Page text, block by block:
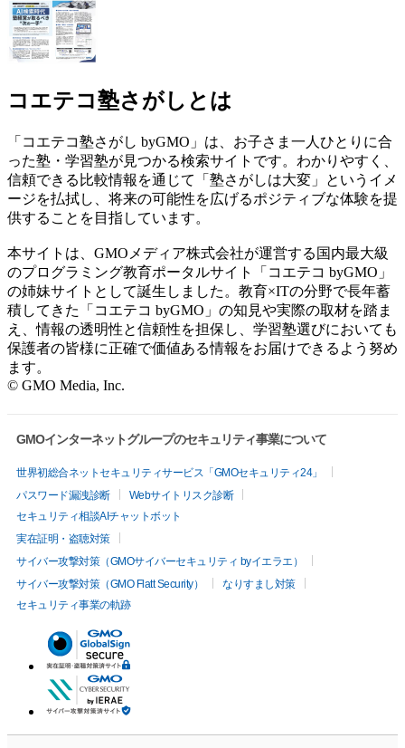
コエテコ塾さがしとは
「コエテコ塾さがし byGMO」は、お子さま一人ひとりに合
った塾・学習塾が見つかる検索サイトです。わかりやすく、
信頼できる比較情報を通じて「塾さがしは大変」というイメ
ージを払拭し、将来の可能性を広げるポジティブな体験を提
供することを目指しています。
本サイトは、GMOメディア株式会社が運営する国内最大級
のプログラミング教育ポータルサイト「コエテコ byGMO」
の姉妹サイトとして誕生しました。教育×ITの分野で長年蓄
積してきた「コエテコ byGMO」の知見や実際の取材を踏ま
え、情報の透明性と信頼性を担保し、学習塾選びにおいても
保護者の皆様に正確で価値ある情報をお届けできるよう努め
ます。
© GMO Media, Inc.
GMOインターネットグループのセキュリティ事業について
世界初総合ネットセキュリティサービス「GMOセキュリティ24」
パスワード漏洩診断
Webサイトリスク診断
セキュリティ相談AIチャットボット
実在証明・盗聴対策
サイバー攻撃対策（GMOサイバーセキュリティ byイエラエ）
サイバー攻撃対策（GMO Flatt Security）
なりすまし対策
セキュリティ事業の軌跡